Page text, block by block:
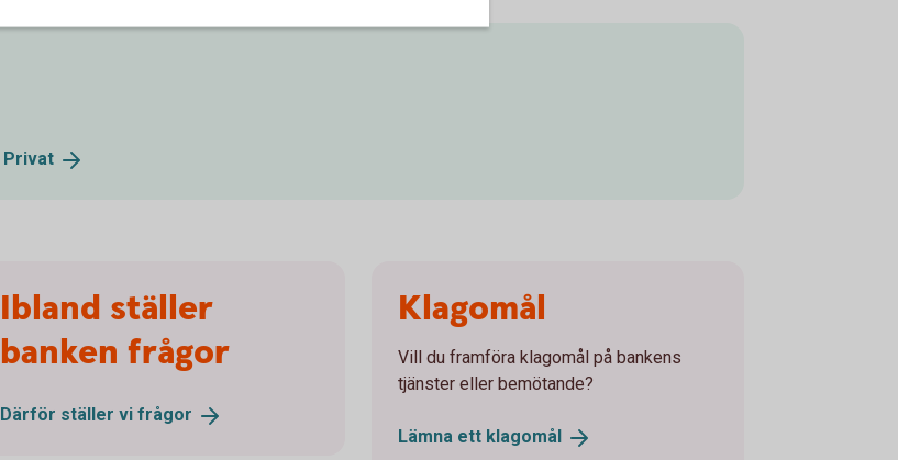
Privat
Ibland ställer
banken frågor
Därför ställer vi frågor
Klagomål
Vill du framföra klagomål på bankens
tjänster eller bemötande?
Lämna ett klagomål